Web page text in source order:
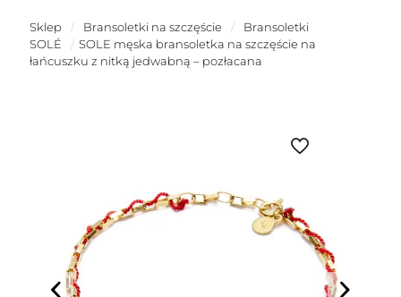
Sklep / Bransoletki na szczęście /
Bransoletki
SOLÉ
/ SOLE męska bransoletka na szczęście na
łańcuszku z nitką jedwabną – pozłacana